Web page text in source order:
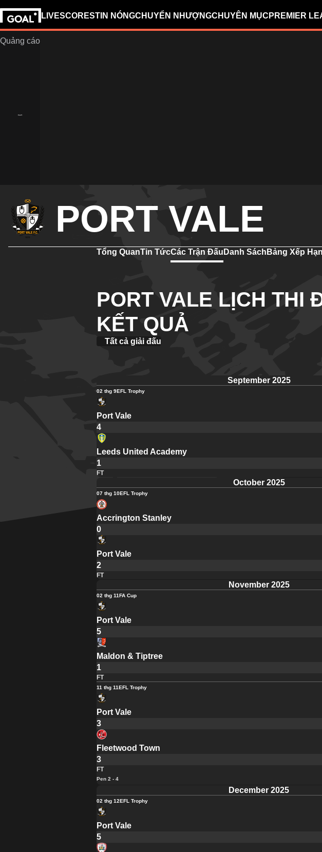
LIVESCORESTIN NÓNGCHUYỂN NHƯỢNGCHUYÊN MỤC PREMIER
PORT VALE
Tổng QuanTin TứcCác Trận Đấu Danh Sách Bảng Xếp
PORT VALE LỊCH THI
KẾT QUẢ
Tất cả giải đấu
September 2025
02 thg 9EFL Trophy
Port Vale
4
Leeds United Academy
1
FT
October 2025
07 thg 10EFL Trophy
Accrington Stanley
0
Port Vale
2
FT
November 2025
02 thg 11FA Cup
Port Vale
5
Maldon & Tiptree
1
FT
11 thg 11EFL Trophy
Port Vale
3
Fleetwood Town
3
FT
Pen 2 - 4
December 2025
02 thg 12EFL Trophy
Port Vale
5